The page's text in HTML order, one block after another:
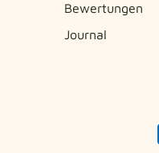
Bewertungen
Journal